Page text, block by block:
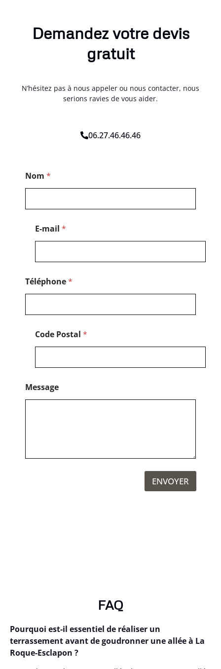
Demandez votre devis
gratuit
N’hésitez pas à nous appeler ou nous contacter, nous
serions ravies de vous aider.
06.27.46.46.46
Nom *
E-mail *
Téléphone*
Code Postal *
Message
ENVOYER
FAQ
Pourquoi est-il essentiel de réaliser un
terrassement avant de goudronner une allée à La
Roque-Esclapon ?